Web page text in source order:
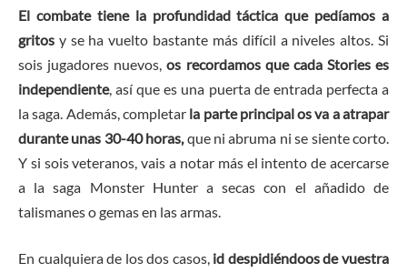
El combate tiene la profundidad táctica que pedíamos a
gritos y se ha vuelto bastante más difícil a niveles altos. Si
sois jugadores nuevos,os recordamos que cada Stories es
independiente, así que es una puerta de entrada perfecta a
la saga. Además, completarla parte principal os va a atrapar
durante unas 30-40 horas,que ni abruma ni se siente corto.
Y si sois veteranos, vais a notar más el intento de acercarse
a la saga Monster Hunter a secas con el añadido de
talismanes o gemas en las armas.
En cualquiera de los dos casos, id despidiéndoos de vuestra